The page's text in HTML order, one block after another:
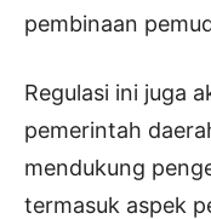
pembinaan
Regulasi ini juga
pemerintah
mendukung
termasuk aspek